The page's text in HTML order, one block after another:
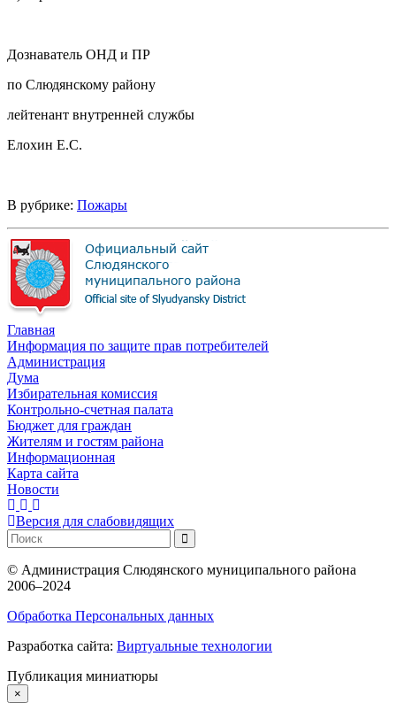
Дознаватель ОНД и ПР
по Слюдянскому району
лейтенант внутренней службы
Елохин Е.С.
В рубрике: Пожары
Главная
Информация по защите прав потребителей
Администрация
Дума
Избирательная комиссия
Контрольно-счетная палата
Бюджет для граждан
Жителям и гостям района
Информационная
Карта сайта
Новости
Версия для слабовидящих
© Администрация Слюдянского муниципального района
2006–2024
Обработка Персональных данных
Разработка сайта: Виртуальные технологии
Публикация миниатюры
×